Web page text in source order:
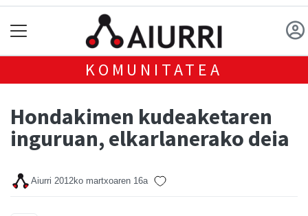
KOMUNITATEA
Hondakimen kudeaketaren
inguruan, elkarlanerako deia
Aiurri 2012ko martxoaren 16a